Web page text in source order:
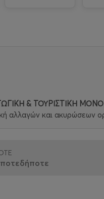
& ΤΟΥΡΙΣΤΙΚΗ
αλλαγών και ακυρώσεων